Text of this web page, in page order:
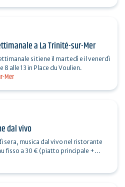
Mer
a La Trinité-sur-Mer
si tiene il martedì e il venerdì
8 alle 13 in Place du Voulien.
dal vivo
sera, musica dal vivo nel ristorante
€ di biglietto di gioco gratuito.…